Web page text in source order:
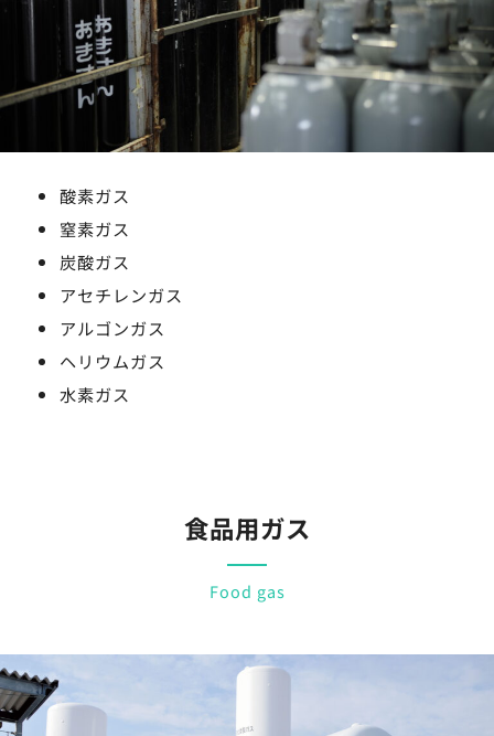
酸素ガス
窒素ガス
炭酸ガス
アセチレンガス
アルゴンガス
ヘリウムガス
水素ガス
食品用ガス
Food gas